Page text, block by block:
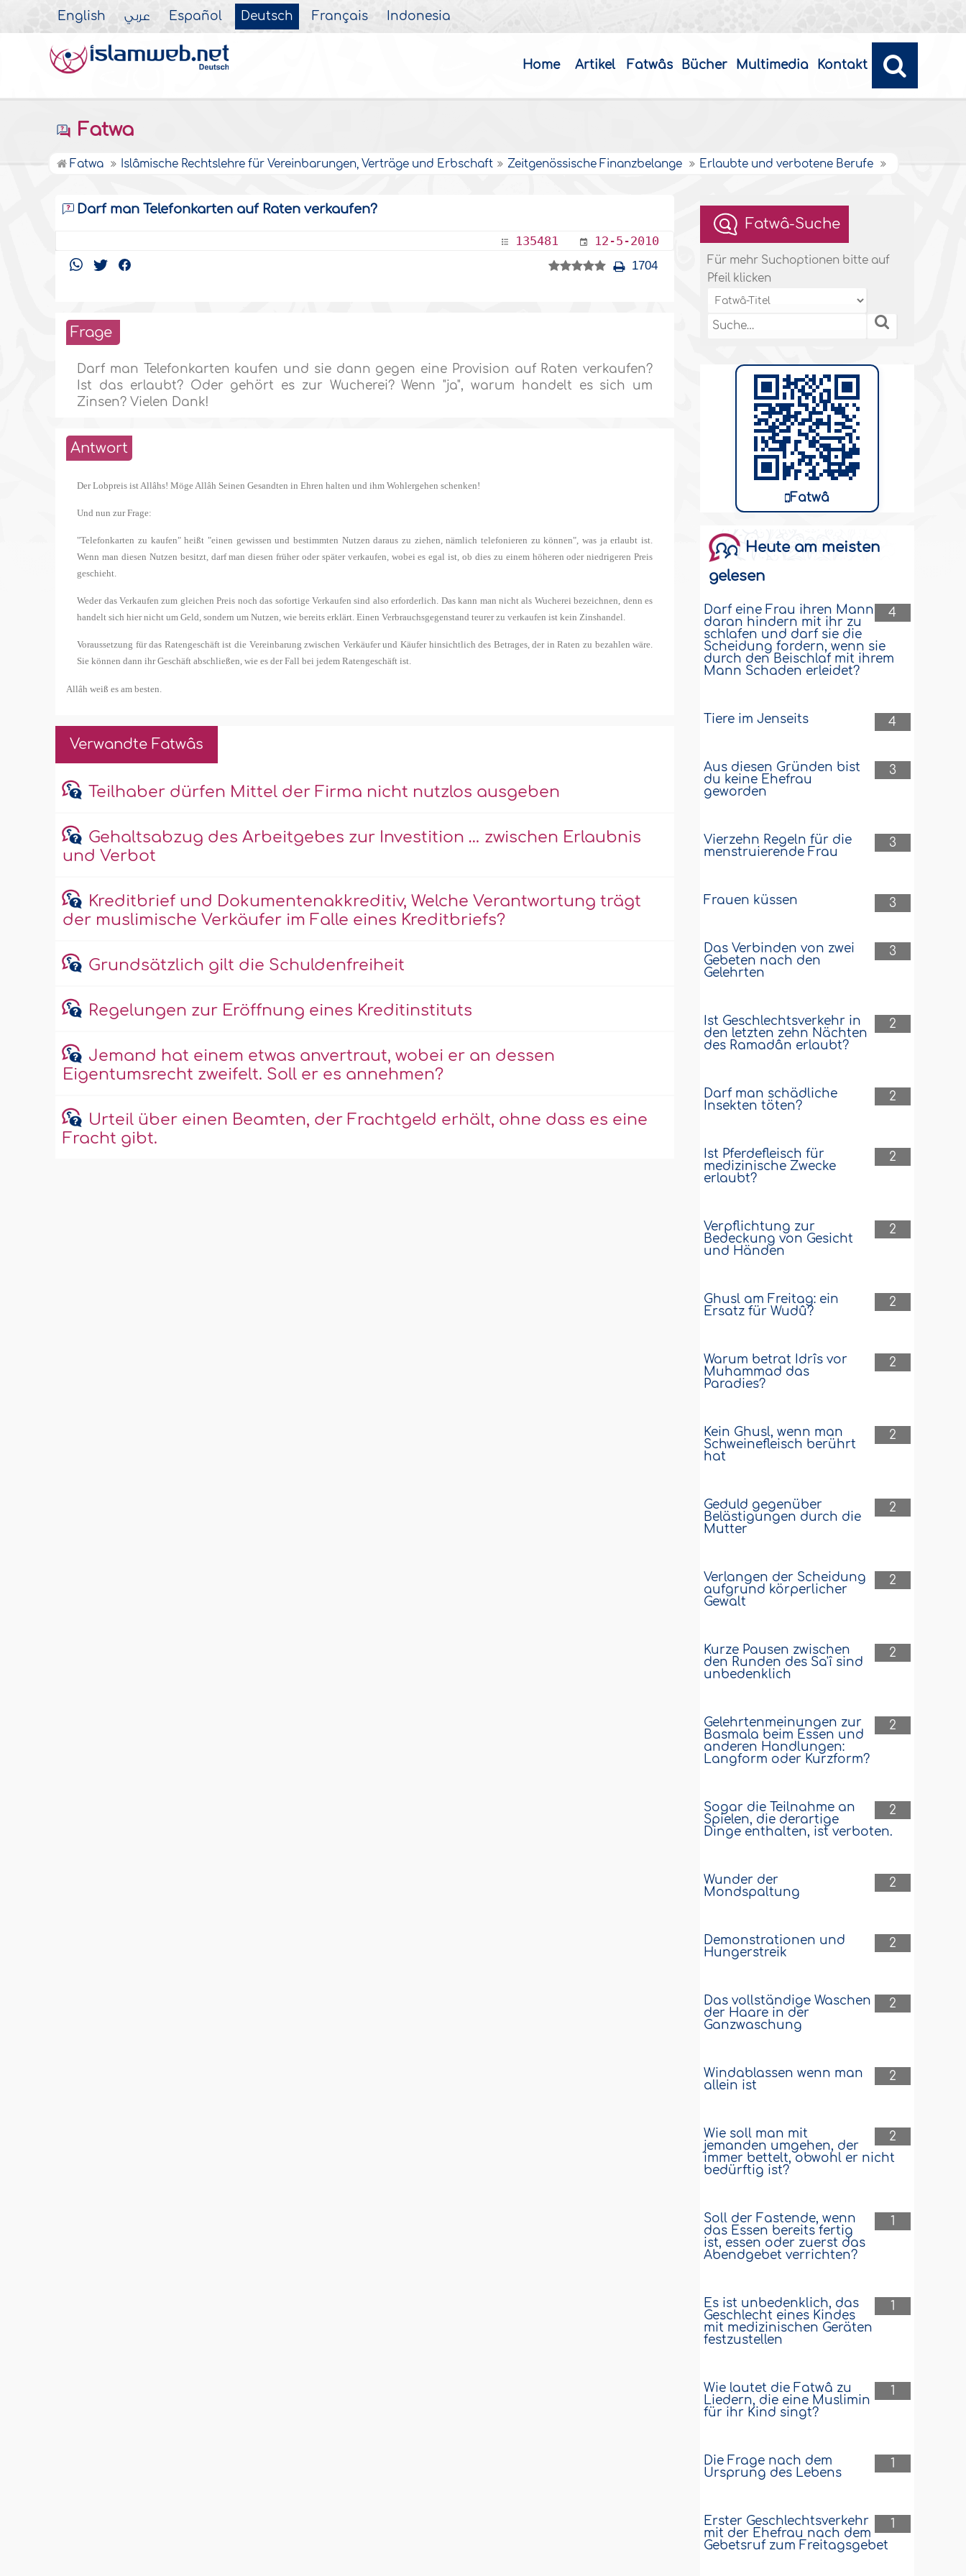
English عربي Español Deutsch Français Indonesia
Home Artikel Fatwâs Bücher Multimedia Kontakt
Fatwa
Fatwa Islâmische Rechtslehre für Vereinbarungen, Verträge und Erbschaft Zeitgenössische Finanzbelange Erlaubte und verbotene Berufe
Darf man Telefonkarten auf Raten verkaufen?
135481 12-5-2010
1704
Frage
Darf man Telefonkarten kaufen und sie dann gegen eine Provision auf Raten verkaufen?
Ist das erlaubt? Oder gehört es zur Wucherei? Wenn "ja", warum handelt es sich um
Zinsen? Vielen Dank!
Antwort
Der Lobpreis ist Allâhs! Möge Allâh Seinen Gesandten in Ehren halten und ihm Wohlergehen schenken!
Und nun zur Frage:
"Telefonkarten zu kaufen" heißt "einen gewissen und bestimmten Nutzen daraus zu ziehen, nämlich telefonieren zu können", was ja erlaubt ist.
Wenn man diesen Nutzen besitzt, darf man diesen früher oder später verkaufen, wobei es egal ist, ob dies zu einem höheren oder niedrigeren Preis
geschieht.
Weder das Verkaufen zum gleichen Preis noch das sofortige Verkaufen sind also erforderlich. Das kann man nicht als Wucherei bezeichnen, denn es
handelt sich hier nicht um Geld, sondern um Nutzen, wie bereits erklärt. Einen Verbrauchsgegenstand teurer zu verkaufen ist kein Zinshandel.
Voraussetzung für das Ratengeschäft ist die Vereinbarung zwischen Verkäufer und Käufer hinsichtlich des Betrages, der in Raten zu bezahlen wäre.
Sie können dann ihr Geschäft abschließen, wie es der Fall bei jedem Ratengeschäft ist.
Allâh weiß es am besten.
Verwandte Fatwâs
Teilhaber dürfen Mittel der Firma nicht nutzlos ausgeben
Gehaltsabzug des Arbeitgebes zur Investition … zwischen Erlaubnis
und Verbot
Kreditbrief und Dokumentenakkreditiv, Welche Verantwortung trägt
der muslimische Verkäufer im Falle eines Kreditbriefs?
Grundsätzlich gilt die Schuldenfreiheit
Regelungen zur Eröffnung eines Kreditinstituts
Jemand hat einem etwas anvertraut, wobei er an dessen
Eigentumsrecht zweifelt. Soll er es annehmen?
Urteil über einen Beamten, der Frachtgeld erhält, ohne dass es eine
Fracht gibt.
Fatwâ-Suche
Für mehr Suchoptionen bitte auf
Pfeil klicken
Fatwâ
Heute am meisten
gelesen
4
Darf eine Frau ihren Mann
daran hindern mit ihr zu
schlafen und darf sie die
Scheidung fordern, wenn sie
durch den Beischlaf mit ihrem
Mann Schaden erleidet?
4
Tiere im Jenseits
3
Aus diesen Gründen bist
du keine Ehefrau
geworden
3
Vierzehn Regeln für die
menstruierende Frau
3
Frauen küssen
3
Das Verbinden von zwei
Gebeten nach den
Gelehrten
2
Ist Geschlechtsverkehr in
den letzten zehn Nächten
des Ramadân erlaubt?
2
Darf man schädliche
Insekten töten?
2
Ist Pferdefleisch für
medizinische Zwecke
erlaubt?
2
Verpflichtung zur
Bedeckung von Gesicht
und Händen
2
Ghusl am Freitag: ein
Ersatz für Wudû?
2
Warum betrat Idrîs vor
Muhammad das
Paradies?
2
Kein Ghusl, wenn man
Schweinefleisch berührt
hat
2
Geduld gegenüber
Belästigungen durch die
Mutter
2
Verlangen der Scheidung
aufgrund körperlicher
Gewalt
2
Kurze Pausen zwischen
den Runden des Sa'î sind
unbedenklich
2
Gelehrtenmeinungen zur
Basmala beim Essen und
anderen Handlungen:
Langform oder Kurzform?
2
Sogar die Teilnahme an
Spielen, die derartige
Dinge enthalten, ist verboten.
2
Wunder der
Mondspaltung
2
Demonstrationen und
Hungerstreik
2
Das vollständige Waschen
der Haare in der
Ganzwaschung
2
Windablassen wenn man
allein ist
2
Wie soll man mit
jemanden umgehen, der
immer bettelt, obwohl er nicht
bedürftig ist?
1
Soll der Fastende, wenn
das Essen bereits fertig
ist, essen oder zuerst das
Abendgebet verrichten?
1
Es ist unbedenklich, das
Geschlecht eines Kindes
mit medizinischen Geräten
festzustellen
1
Wie lautet die Fatwâ zu
Liedern, die eine Muslimin
für ihr Kind singt?
1
Die Frage nach dem
Ursprung des Lebens
1
Erster Geschlechtsverkehr
mit der Ehefrau nach dem
Gebetsruf zum Freitagsgebet